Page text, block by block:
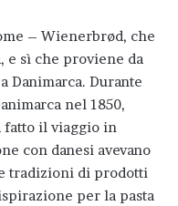
– Wienerbrød, che
e sì che proviene da
Danimarca. Durante
nel 1850,
fatto il viaggio in
con danesi avevano
tradizioni di prodotti
per la pasta